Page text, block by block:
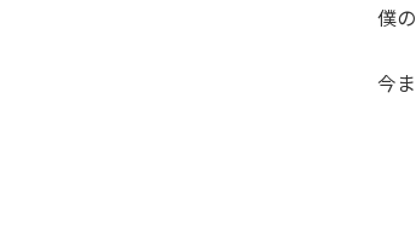
僕
今